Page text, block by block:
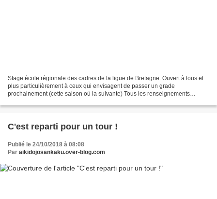
Stage école régionale des cadres de la ligue de Bretagne. Ouvert à tous et
plus particulièrement à ceux qui envisagent de passer un grade
prochainement (cette saison où la suivante) Tous les renseignements
C'est reparti pour un tour !
Publié le 24/10/2018 à 08:08
Par aikidojosankaku.over-blog.com